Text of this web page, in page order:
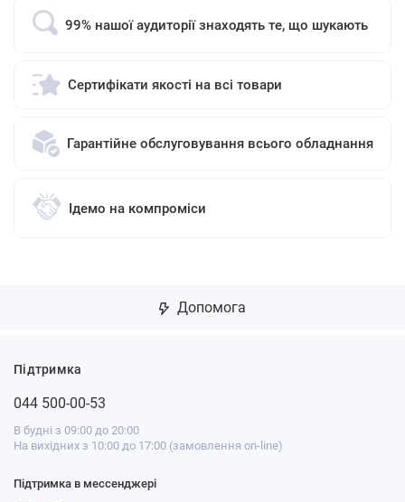
99% нашої аудиторії знаходять те, що шукають
Сертифікати якості на всі товари
Гарантійне обслуговування всього обладнання
Ідемо на компроміси
Допомога
Підтримка
044 500-00-53
В будні з 09:00 до 20:00
На вихідних з 10:00 до 17:00 (замовлення on-line)
Підтримка в мессенджері